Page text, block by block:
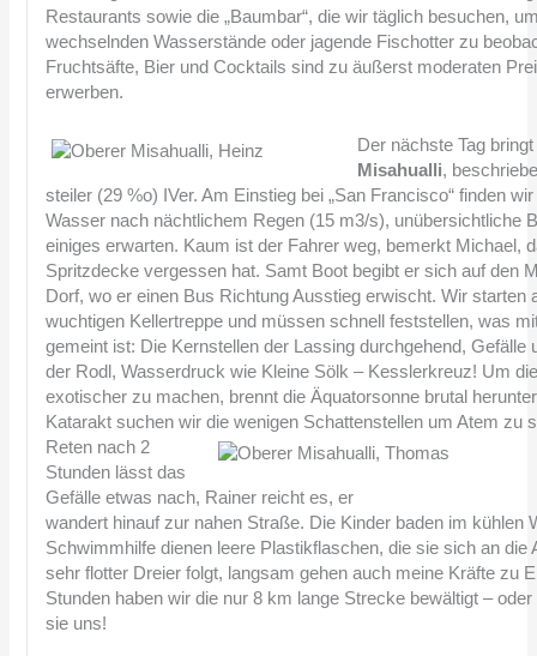
Restaurants sowie die „Baumbar“, die wir täglich besuchen,
wechselnden Wasserstände oder jagende Fischotter zu
Fruchtsäfte, Bier und Cocktails sind zu äußerst moderaten
erwerben.
Der nächste Tag
Misahualli,
steiler (29 %o) IVer. Am Einstieg bei „San Francisco“ finden
Wasser nach nächtlichem Regen (15 m3/s), unübersichtliche
einiges erwarten. Kaum ist der Fahrer weg, bemerkt Michael,
Spritzdecke vergessen hat. Samt Boot begibt er sich auf den
Dorf, wo er einen Bus Richtung Ausstieg erwischt. Wir starten
wuchtigen Kellertreppe und müssen schnell feststellen, was
gemeint ist: Die Kernstellen der Lassing durchgehend, Gefälle
der Rodl, Wasserdruck wie Kleine Sölk – Kesslerkreuz! Um
exotischer zu machen, brennt die Äquatorsonne brutal
Katarakt suchen wir die wenigen Schattenstellen um Atem zu
Reten nach 2
Stunden lässt das
Gefälle etwas nach, Rainer reicht es, er
wandert hinauf zur nahen Straße. Die Kinder baden im kühlen
Schwimmhilfe dienen leere Plastikflaschen, die sie sich an die
sehr flotter Dreier folgt, langsam gehen auch meine Kräfte zu
Stunden haben wir die nur 8 km lange Strecke bewältigt –
sie uns!